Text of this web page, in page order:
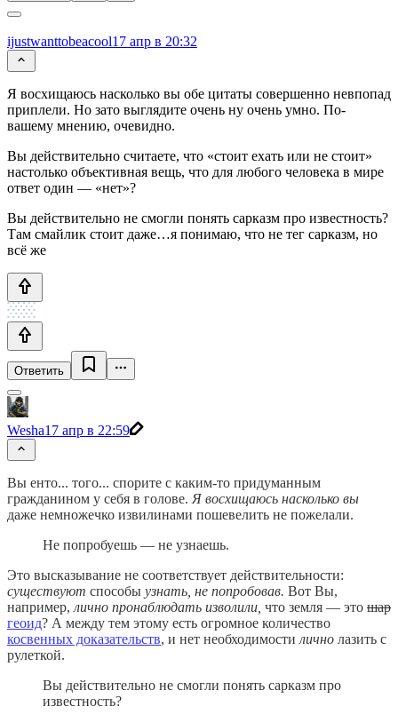
ijustwanttobeacool17 апр в 20:32
Я восхищаюсь насколько вы обе цитаты совершенно невпопад
приплели. Но зато выглядите очень ну очень умно. По-
вашему мнению, очевидно.
Вы действительно считаете, что «стоит ехать или не стоит»
настолько объективная вещь, что для любого человека в мире
ответ один — «нет»?
Вы действительно не смогли понять сарказм про известность?
Там смайлик стоит даже…я понимаю, что не тег сарказм, но
всё же
Ответить
Wesha17 апр в 22:59
Вы енто... того... спорите с каким-то придуманным
гражданином у себя в голове. Я восхищаюсь насколько вы
даже немножечко извилинами пошевелить не пожелали.
Не попробуешь — не узнаешь.
Это высказывание не соответствует действительности:
существуют способы узнать, не попробовав. Вот Вы,
например, лично пронаблюдать изволили, что земля — это шар
геоид? А между тем этому есть огромное количество
косвенных доказательств, и нет необходимости лично лазить с
рулеткой.
Вы действительно не смогли понять сарказм про
известность?